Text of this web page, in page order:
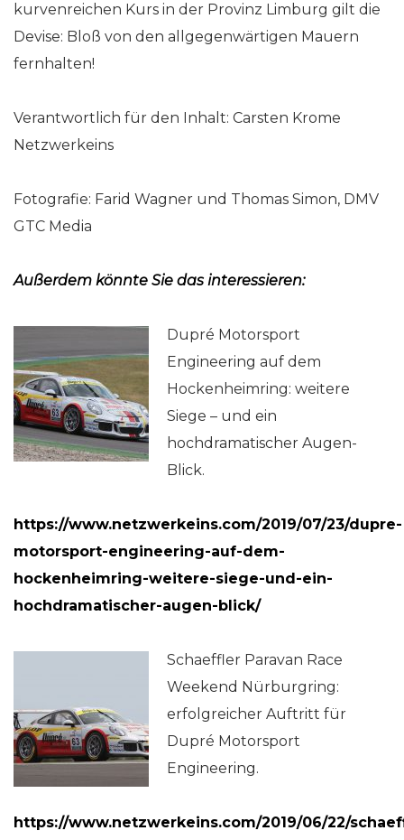
kurvenreichen Kurs in der Provinz Limburg gilt die
Devise: Bloß von den allgegenwärtigen Mauern
fernhalten!
Verantwortlich für den Inhalt: Carsten Krome
Netzwerkeins
Fotografie: Farid Wagner und Thomas Simon, DMV
GTC Media
Außerdem könnte Sie das interessieren:
Dupré Motorsport
Engineering auf dem
Hockenheimring: weitere
Siege – und ein
hochdramatischer Augen-
Blick.
https://www.netzwerkeins.com/2019/07/23/dupre-
motorsport-engineering-auf-dem-
hockenheimring-weitere-siege-und-ein-
hochdramatischer-augen-blick/
Schaeffler Paravan Race
Weekend Nürburgring:
erfolgreicher Auftritt für
Dupré Motorsport
Engineering.
https://www.netzwerkeins.com/2019/06/22/